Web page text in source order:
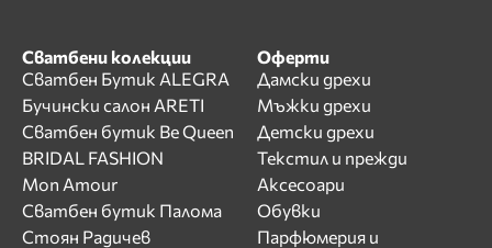
Сватбени колекции
Сватбен Бутик ALEGRA
Бучински салон ARETI
Сватбен бутик Be Queen
BRIDAL FASHION
Mon Amour
Сватбен бутик Палома
Стоян Радичев
Оферти
Дамски дрехи
Мъжки дрехи
Детски дрехи
Текстил и прежди
Аксесоари
Обувки
Парфюмерия и